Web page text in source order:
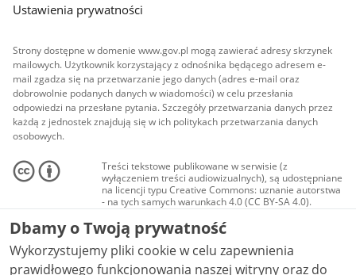
Ustawienia prywatności
Strony dostępne w domenie www.gov.pl mogą zawierać adresy skrzynek
mailowych. Użytkownik korzystający z odnośnika będącego adresem e-
mail zgadza się na przetwarzanie jego danych (adres e-mail oraz
dobrowolnie podanych danych w wiadomości) w celu przesłania
odpowiedzi na przesłane pytania. Szczegóły przetwarzania danych przez
każdą z jednostek znajdują się w ich politykach przetwarzania danych
osobowych.
Treści tekstowe publikowane w serwisie (z
wyłączeniem treści audiowizualnych), są udostępniane
na licencji typu Creative Commons: uznanie autorstwa
- na tych samych warunkach 4.0 (CC BY-SA 4.0).
Materiały audiowizualne, w tym zdjęcia, materiały
audio i wideo, są udostępniane na licencji typu
Creative Commons: uznanie autorstwa użycie
niekomercyjne - bez utworów zależnych 4.0 (CC BY-
NC-ND 4.0), o ile nie jest to stwierdzone inaczej.
Dbamy o Twoją prywatność
Wykorzystujemy pliki cookie w celu zapewnienia
prawidłowego funkcjonowania naszej witryny oraz do